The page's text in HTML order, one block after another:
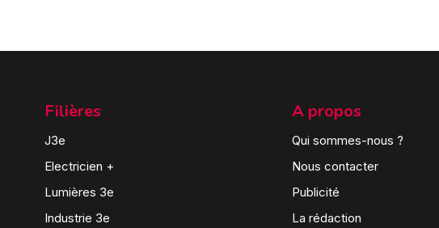
Filières
J3e
Electricien +
Lumières 3e
Industrie 3e
A propos
Qui sommes-nous ?
Nous contacter
Publicité
La rédaction